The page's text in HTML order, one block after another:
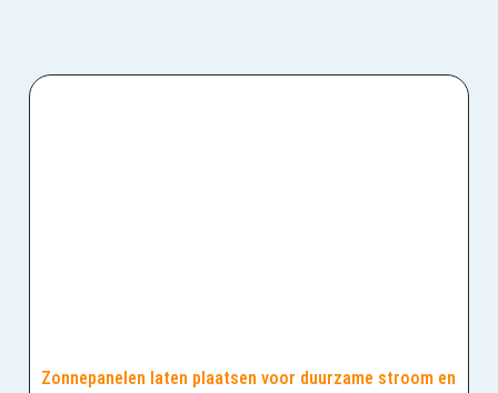
Zonnepanelen laten plaatsen voor duurzame stroom en